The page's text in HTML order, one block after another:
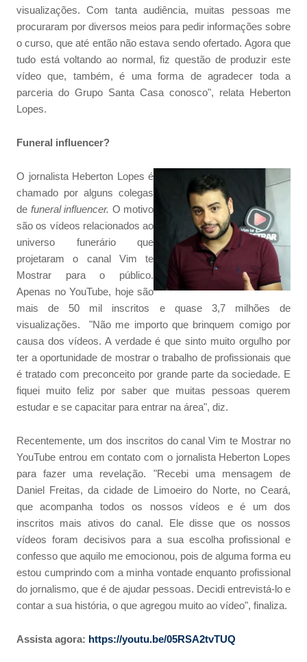
visualizações. Com tanta audiência, muitas pessoas me
procuraram por diversos meios para pedir informações sobre
o curso, que até então não estava sendo ofertado. Agora que
tudo está voltando ao normal, fiz questão de produzir este
vídeo que, também, é uma forma de agradecer toda a
parceria do Grupo Santa Casa conosco", relata Heberton
Lopes.
Funeral influencer?
O jornalista Heberton Lopes é
chamado por alguns colegas
de funeral influencer. O motivo
são os vídeos relacionados ao
universo funerário que
projetaram o canal Vim te
Mostrar para o público.
Apenas no YouTube, hoje são
mais de 50 mil inscritos e quase 3,7 milhões de
visualizações. "Não me importo que brinquem comigo por
causa dos vídeos. A verdade é que sinto muito orgulho por
ter a oportunidade de mostrar o trabalho de profissionais que
é tratado com preconceito por grande parte da sociedade. E
fiquei muito feliz por saber que muitas pessoas querem
estudar e se capacitar para entrar na área", diz.
Recentemente, um dos inscritos do canal Vim te Mostrar no
YouTube entrou em contato com o jornalista Heberton Lopes
para fazer uma revelação. "Recebi uma mensagem de
Daniel Freitas, da cidade de Limoeiro do Norte, no Ceará,
que acompanha todos os nossos vídeos e é um dos
inscritos mais ativos do canal. Ele disse que os nossos
vídeos foram decisivos para a sua escolha profissional e
confesso que aquilo me emocionou, pois de alguma forma eu
estou cumprindo com a minha vontade enquanto profissional
do jornalismo, que é de ajudar pessoas. Decidi entrevistá-lo e
contar a sua história, o que agregou muito ao vídeo", finaliza.
Assista agora: https://youtu.be/05RSA2tvTUQ